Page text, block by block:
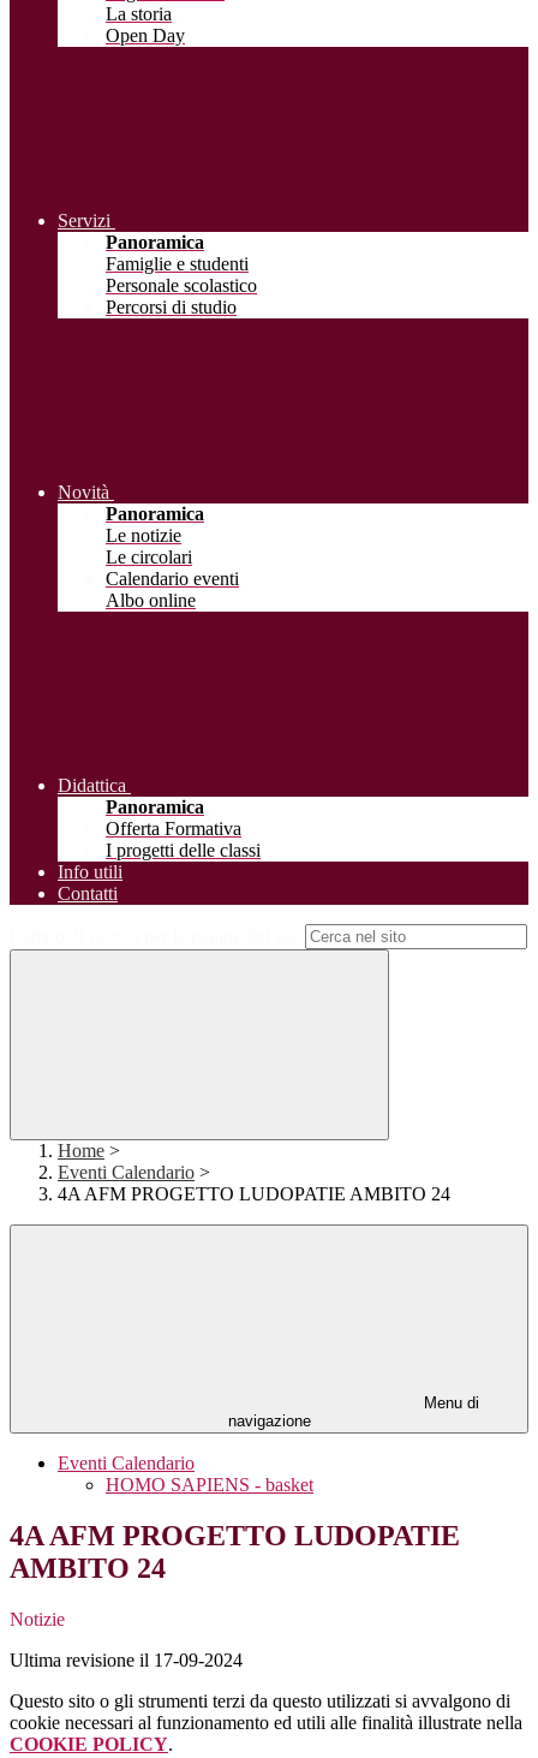
La storia
Open Day
Servizi
Panoramica
Famiglie e studenti
Personale scolastico
Percorsi di studio
Novità
Panoramica
Le notizie
Le circolari
Calendario eventi
Albo online
Didattica
Panoramica
Offerta Formativa
I progetti delle classi
Info utili
Contatti
Home >
Eventi Calendario >
4A AFM PROGETTO LUDOPATIE AMBITO 24
Menu di
navigazione
Eventi Calendario
HOMO SAPIENS - basket
4A AFM PROGETTO LUDOPATIE
AMBITO 24
Notizie
Ultima revisione il 17-09-2024
Questo sito o gli strumenti terzi da questo utilizzati si avvalgono di
cookie necessari al funzionamento ed utili alle finalità illustrate nella
COOKIE POLICY.